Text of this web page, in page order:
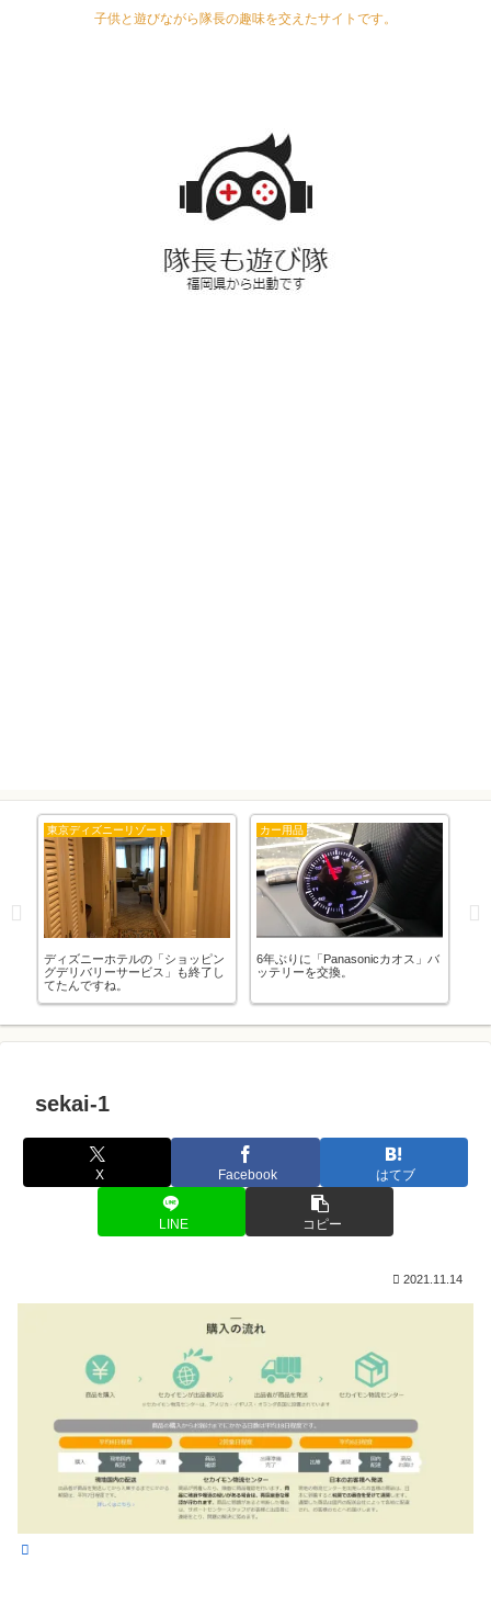
子供と遊びながら隊長の趣味を交えたサイトです。
東京ディズニーリゾート
ディズニーホテルの「ショッピン
グデリバリーサービス」も終了し
てたんですね。
カー用品
6年ぶりに「Panasonicカオス」バ
ッテリーを交換。
sekai-1
X Facebook はてブ
LINE コピー
2021.11.14